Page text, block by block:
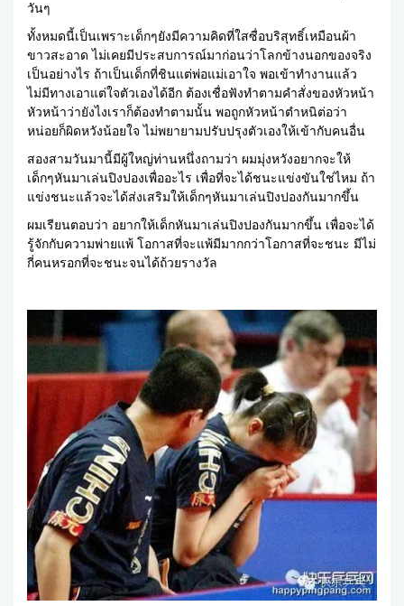
วันๆ
ทั้งหมดนี้เป็นเพราะเด็กๆยังมีความคิดที่ใสซื่อบริสุทธิ์เหมือนผ้า
ขาวสะอาด ไม่เคยมีประสบการณ์มาก่อนว่าโลกข้างนอกของจริง
เป็นอย่างไร ถ้าเป็นเด็กที่ชินแต่พ่อแม่เอาใจ พอเข้าทำงานแล้ว
ไม่มีทางเอาแต่ใจตัวเองได้อีก ต้องเชื่อฟังทำตามคำสั่งของหัวหน้า
หัวหน้าว่ายังไงเราก็ต้องทำตามนั้น พอถูกหัวหน้าตำหนิต่อว่า
หน่อยก็ผิดหวังน้อยใจ ไม่พยายามปรับปรุงตัวเองให้เข้ากับคนอื่น
สองสามวันมานี้มีผู้ใหญ่ท่านหนึ่งถามว่า ผมมุ่งหวังอยากจะให้
เด็กๆหันมาเล่นปิงปองเพื่ออะไร เพื่อที่จะได้ชนะแข่งขันใช่ไหม ถ้า
แข่งชนะแล้วจะได้ส่งเสริมให้เด็กๆหันมาเล่นปิงปองกันมากขึ้น
ผมเรียนตอบว่า อยากให้เด็กหันมาเล่นปิงปองกันมากขึ้น เพื่อจะได้
รู้จักกับความพ่ายแพ้ โอกาสที่จะแพ้มีมากกว่าโอกาสที่จะชนะ มีไม่
กี่คนหรอกที่จะชนะจนได้ถ้วยรางวัล